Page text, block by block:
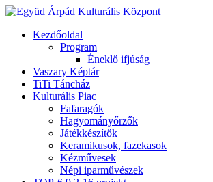
Kezdőoldal
Program
Éneklő ifjúság
Vaszary Képtár
TiTi Táncház
Kulturális Piac
Fafaragók
Hagyományőrzők
Játékkészítők
Keramikusok, fazekasok
Kézművesek
Népi iparművészek